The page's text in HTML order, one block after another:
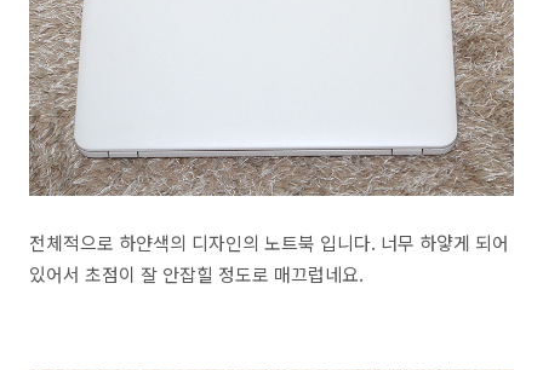
전체적으로 하얀색의 디자인의 노트북 입니다. 너무 하얗게 되어
있어서 초점이 잘 안잡힐 정도로 매끄럽네요.